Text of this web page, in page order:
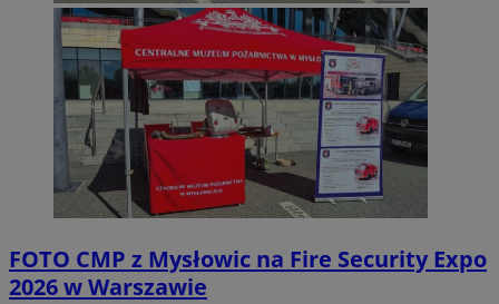
FOTO CMP z Mysłowic na Fire Security Expo
2026 w Warszawie